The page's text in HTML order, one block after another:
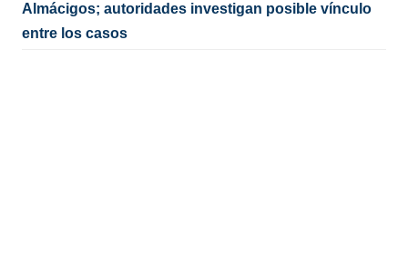
Almácigos; autoridades investigan posible vínculo
entre los casos